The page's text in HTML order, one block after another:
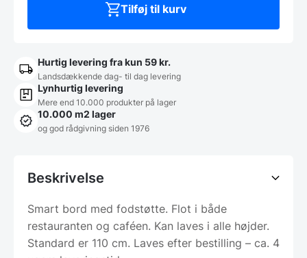
Tilføj til kurv
Hurtig levering fra kun 59 kr.
Landsdækkende dag- til dag levering
Lynhurtig levering
Mere end 10.000 produkter på lager
10.000 m2 lager
og god rådgivning siden 1976
Beskrivelse
Smart bord med fodstøtte. Flot i både
restauranten og caféen. Kan laves i alle højder.
Standard er 110 cm. Laves efter bestilling – ca. 4